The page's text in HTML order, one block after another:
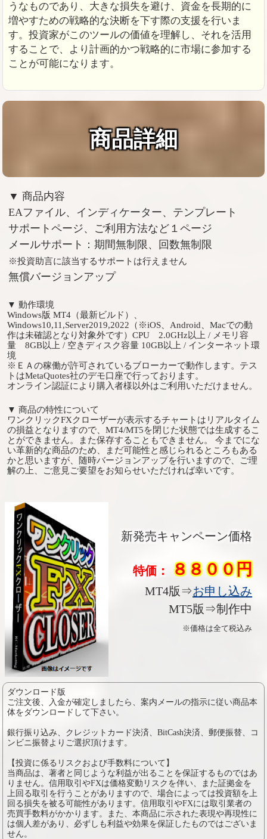
うなものであり、大きな損失を避け、資金を長期的に
増やすための戦略的な決断を下す際の支援を行いま
す。投資家がこのツールの価値を理解し、それを活用
することで、より計画的かつ戦略的に市場に参加する
ことが可能になります。
商品詳細
▼ 商品内容
EAファイル、インディケーター、テンプレート
サポートページ、ご利用方法など１ページ
メールサポート：期間無制限、回数無制限
※投資助言に該当するサポートは行えません
無償バージョンアップ
▼ 動作環境
Windows版 MT4（最新ビルド）、
Windows10,11,Server2019,2022（※iOS、Android、Macでの動
作は未確認となり対象外です）CPU 2.0GHz以上 / メモリ容
量 8GB以上 / 空きディスク容量 10GB以上 / インターネット環
境
※ＥＡの稼働が許可されているブローカーで動作します。テス
トはMetaQuotes社のデモ口座で行っております。
オンライン認証により購入者様以外はご利用いただけません。
▼ 商品の特性について
ワンクリックFXクローザーが表示するチャートはリアルタイム
の損益となりますので、MT4/MT5を閉じた状態では生成するこ
とができません。また保存することもできません。 今までにな
い革新的な商品のため、まだ可能性と感じられるところもある
かと思いますが、随時バージョンアップを行いますので、ご理
解の上、ご意見ご要望をお知らせいただければ幸いです。
新発売キャンペーン価格
特価： ８８００円
MT4版⇒お申し込み
MT5版⇒制作中
※価格は全て税込み
ダウンロード版
ご注文後、入金が確定しましたら、案内メールの指示に従い商品本
体をダウンロードして下さい。
銀行振り込み、クレジットカード決済、BitCash決済、郵便振替、コ
ンビニ振替よりご選択頂けます。
【投資に係るリスクおよび手数料について】
当商品は、著者と同じような利益が出ることを保証するものではあ
りません。信用取引やFXは価格変動リスクを伴い、また証拠金を
上回る取引を行うことがありますので、場合によっては投資額を上
回る損失を被る可能性があります。信用取引やFXには取引業者の
売買手数料がかかります。また、本商品に示された表現や再現性に
は個人差があり、必ずしも利益や効果を保証したものではございま
せん。